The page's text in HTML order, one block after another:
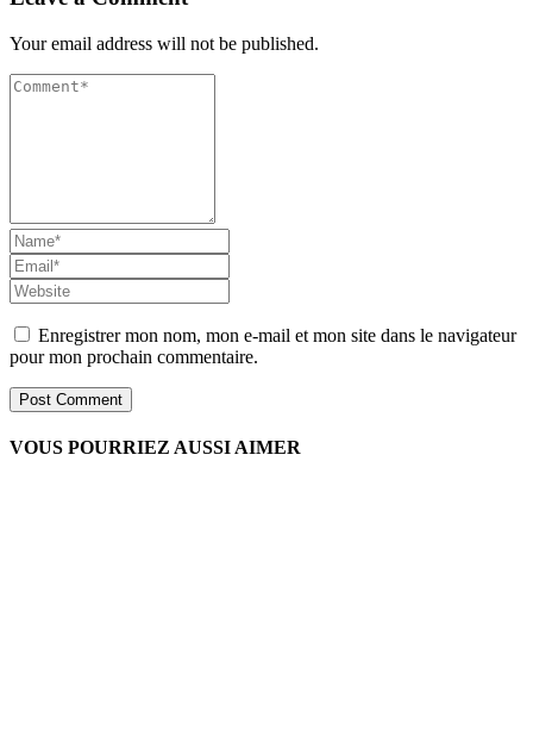
Your email address will not be published.
Enregistrer mon nom, mon e-mail et mon site dans le navigateur
pour mon prochain commentaire.
VOUS POURRIEZ AUSSI AIMER